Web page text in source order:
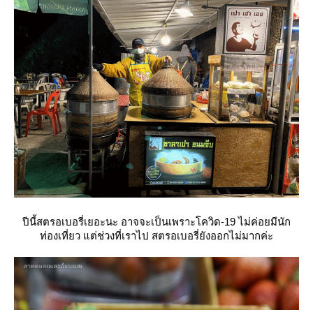
ปีนี้สตรอเบอรี่เยอะนะ อาจจะเป็นเพราะโควิด-19 ไม่ค่อยมีนัก
ท่องเที่ยว แต่ช่วงที่เราไป สตรอเบอรี่ยังออกไม่มากค่ะ